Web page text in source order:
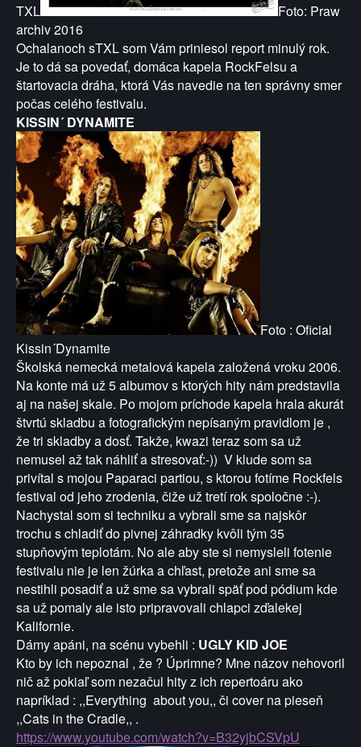
TXL
Foto: Praw
archiv 2016
Ochalanoch sTXL som Vám priniesol report minulý rok.
Je to dá sa povedať, domáca kapela RockFelsu a
štartovacia dráha, ktorá Vás navedie na ten správny smer
počas celého festivalu.
KISSIN´ DYNAMITE
Foto : Oficial
Kissin´Dynamite
Školská nemecká metalová kapela založená vroku 2006.
Na konte má už 5 albumov s ktorých hity nám predstavila
aj na našej skale. Po mojom príchode kapela hrala akurát
štvrtú skladbu a fotografickým nepísaným pravidlom je ,
že tri skladby a dosť. Takže, kwazi teraz som sa už
nemusel až tak náhliť a stresovať:-)) V klude som sa
privítal s mojou Paparaci partiou, s ktorou fotíme Rockfels
festival od jeho zrodenia, čiže už tretí rok spoločne :-).
Nachystal som si techniku a vybrali sme sa najskôr
trochu s chladiť do pivnej záhradky kvôli tým 35
stupňovým teplotám. No ale aby ste si nemysleli fotenie
festivalu nie je len žúrka a chľast, pretože ani sme sa
nestihli posadiť a už sme sa vybrali späť pod pódium kde
sa už pomaly ale isto pripravovali chlapci zďalekej
Kalifornie.
Dámy apáni, na scénu vybehli : UGLY KID JOE
Kto by ich nepoznal , že ? Úprimne? Mne názov nehovoril
nič až pokiaľ som nezačul hity z ich repertoáru ako
napríklad : ,,Everything about you,, či cover na pieseň
,,Cats in the Cradle,, .
https://www.youtube.com/watch?v=B32yjbCSVpU